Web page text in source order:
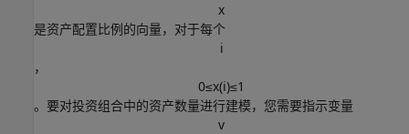
x
是资产配置比例的向量，对于每个
i
，
0≤x(i)≤1
。要对投资组合中的资产数量进行建模，您需要指示变量
v